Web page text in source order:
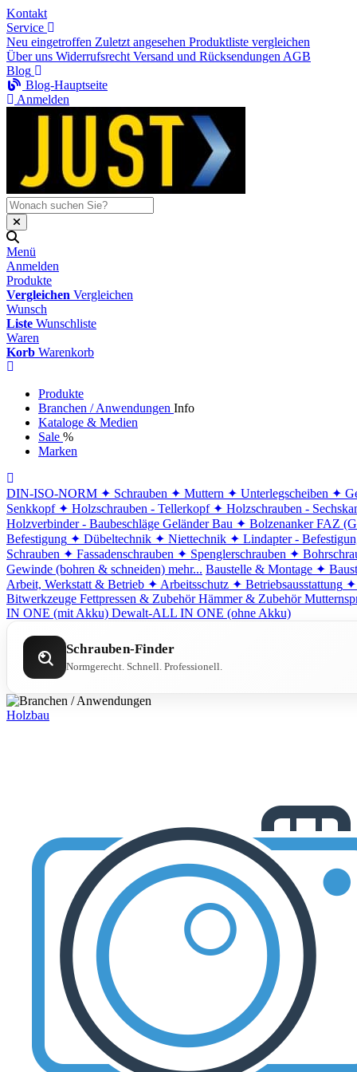
Kontakt
Service
Neu eingetroffen Zuletzt angesehen Produktliste vergleichen
Über uns Widerrufsrecht Versand und Rücksendungen AGB
Blog
Blog-Hauptseite
Anmelden
Menü
Anmelden
Produkte
Vergleichen Vergleichen
Wunsch
Liste Wunschliste
Waren
Korb Warenkorb
Produkte
Branchen / Anwendungen Info
Kataloge & Medien
Sale %
Marken
DIN-ISO-NORM ✦ Schrauben ✦ Muttern ✦ Unterlegscheiben ✦
Senkkopf ✦ Holzschrauben - Tellerkopf ✦ Holzschrauben -
Holzverbinder - Baubeschläge Geländer Bau ✦ Bolzenanker FAZ
Befestigung ✦ Dübeltechnik ✦ Niettechnik ✦ Lindapter -
Schrauben ✦ Fassadenschrauben ✦ Spenglerschrauben ✦
Gewinde (bohren & schneiden) mehr... Baustelle & Montage ✦
Arbeit, Werkstatt & Betrieb ✦ Arbeitsschutz ✦ Betriebsausstattung ✦
Bitwerkzeuge Fettpressen & Zubehör Hämmer & Zubehör
IN ONE (mit Akku) Dewalt-ALL IN ONE (ohne Akku)
Schrauben-Finder
Normgerecht. Schnell. Professionell.
Holzbau